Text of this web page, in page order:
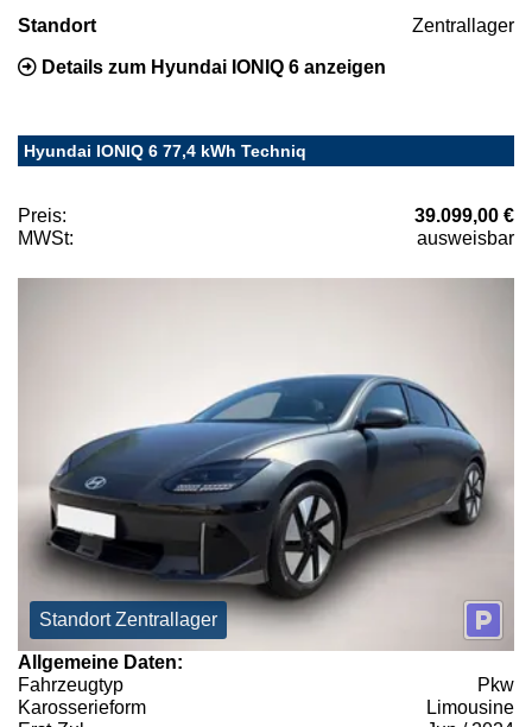
Standort Zentrallager
Details zum Hyundai IONIQ 6 anzeigen
Hyundai IONIQ 6 77,4 kWh Techniq
Preis:
39.099,00 €
MWSt:
ausweisbar
Standort Zentrallager
Allgemeine Daten:
Fahrzeugtyp
Pkw
Karosserieform
Limousine